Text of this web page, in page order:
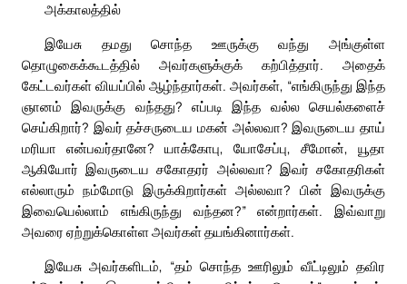
அக்காலத்தில்
இயேசு தமது சொந்த ஊருக்கு வந்து அங்குள்ள
தொழுகைக்கூடத்தில் அவர்களுக்குக் கற்பித்தார். அதைக்
கேட்டவர்கள் வியப்பில் ஆழ்ந்தார்கள். அவர்கள், “எங்கிருந்து இந்த
ஞானம் இவருக்கு வந்தது? எப்படி இந்த வல்ல செயல்களைச்
செய்கிறார்? இவர் தச்சருடைய மகன் அல்லவா? இவருடைய தாய்
மரியா என்பவர்தானே? யாக்கோபு, யோசேப்பு, சீமோன், யூதா
ஆகியோர் இவருடைய சகோதரர் அல்லவா? இவர் சகோதரிகள்
எல்லாரும் நம்மோடு இருக்கிறார்கள் அல்லவா? பின் இவருக்கு
இவையெல்லாம் எங்கிருந்து வந்தன?” என்றார்கள். இவ்வாறு
அவரை ஏற்றுக்கொள்ள அவர்கள் தயங்கினார்கள்.
இயேசு அவர்களிடம், “தம் சொந்த ஊரிலும் வீட்டிலும் தவிர